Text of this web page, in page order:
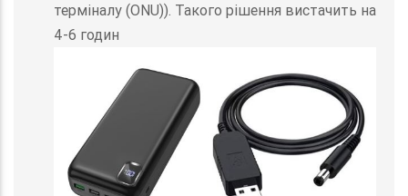
терміналу (ONU)). Такого рішення вистачить на
4-6 годин